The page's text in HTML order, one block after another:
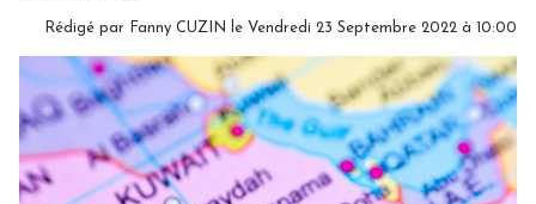
Rédigé par Fanny CUZIN le Vendredi 23 Septembre 2022 à 10:00